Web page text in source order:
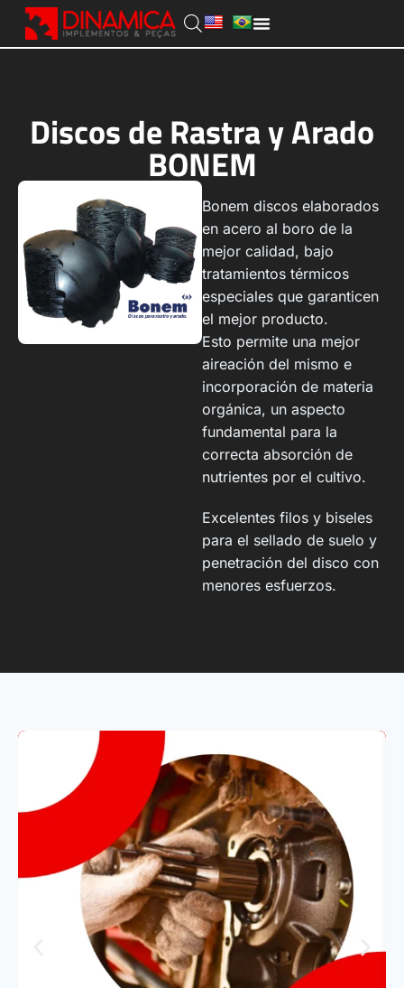
Discos de Rastra y Arado
BONEM
Bonem discos elaborados
en acero al boro de la
mejor calidad, bajo
tratamientos térmicos
especiales que garanticen
el mejor producto.
Esto permite una mejor
aireación del mismo e
incorporación de materia
orgánica, un aspecto
fundamental para la
correcta absorción de
nutrientes por el cultivo.
Excelentes filos y biseles
para el sellado de suelo y
penetración del disco con
menores esfuerzos.